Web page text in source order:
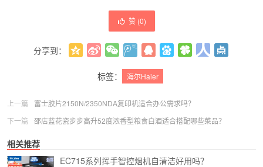
赞 (0)
分享到：
标签：
海尔Haier
上一篇
富士胶片2150N/2350NDA复印机适合办公需求吗？
下一篇
邵店蓝花瓷步步高升52度浓香型粮食白酒适合搭配哪些菜品？
相关推荐
EC715系列挥手智控烟机自清洁好用吗？